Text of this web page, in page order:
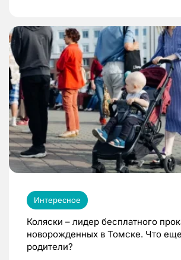
Интересное
Коляски – лидер бесплатного
новорожденных в Томске. Что
родители?